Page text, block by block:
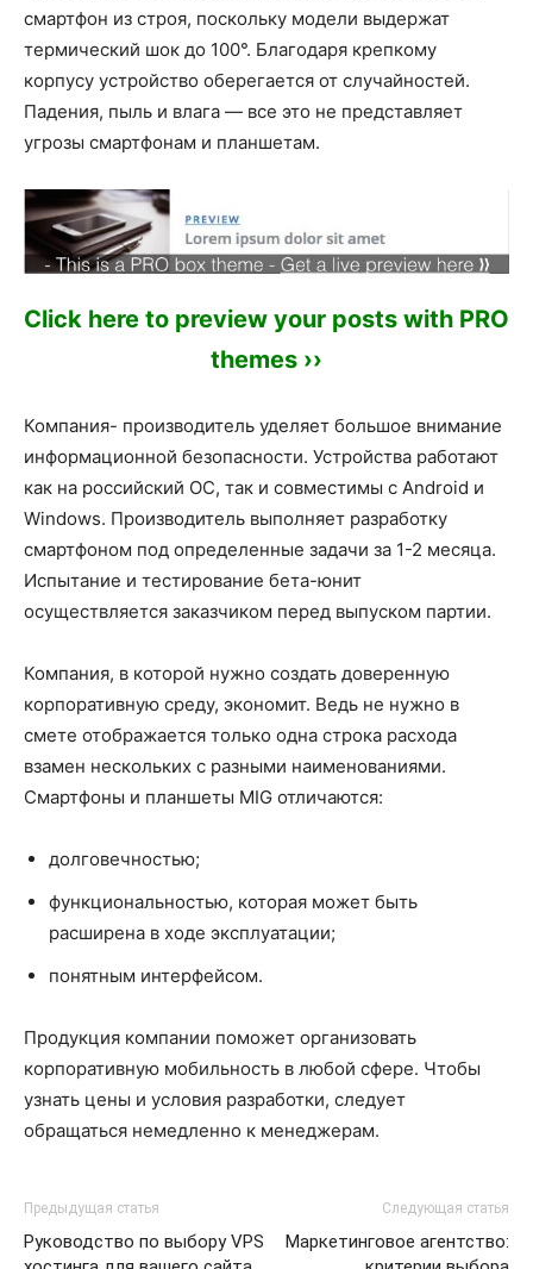
смартфон из строя, поскольку модели выдержат
термический шок до 100°. Благодаря крепкому
корпусу устройство оберегается от случайностей.
Падения, пыль и влага — все это не представляет
угрозы смартфонам и планшетам.
Click here to preview your posts with PRO
themes ››
Компания- производитель уделяет большое внимание
информационной безопасности. Устройства работают
как на российский ОС, так и совместимы с Android и
Windows. Производитель выполняет разработку
смартфоном под определенные задачи за 1-2 месяца.
Испытание и тестирование бета-юнит
осуществляется заказчиком перед выпуском партии.
Компания, в которой нужно создать доверенную
корпоративную среду, экономит. Ведь не нужно в
смете отображается только одна строка расхода
взамен нескольких с разными наименованиями.
Смартфоны и планшеты MIG отличаются:
долговечностью;
функциональностью, которая может быть
расширена в ходе эксплуатации;
понятным интерфейсом.
Продукция компании поможет организовать
корпоративную мобильность в любой сфере. Чтобы
узнать цены и условия разработки, следует
обращаться немедленно к менеджерам.
Предыдущая статья
Руководство по выбору VPS
Следующая статья
Маркетинговое агентство: